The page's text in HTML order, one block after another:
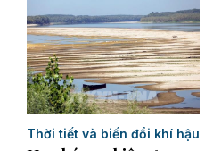
Thời tiết và biến đổi khí hậu